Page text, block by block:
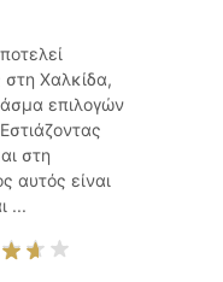
Χαλκίδα,
επιλογών
στη
αυτός είναι
...